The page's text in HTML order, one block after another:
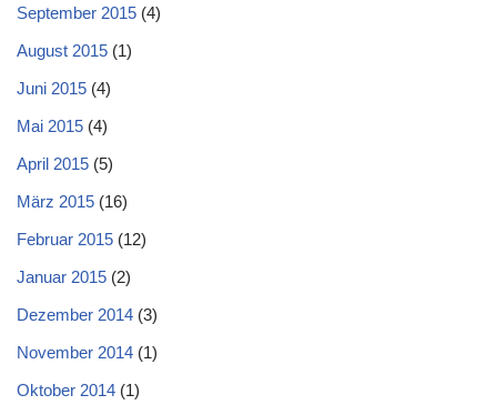
September 2015 (4)
August 2015 (1)
Juni 2015 (4)
Mai 2015 (4)
April 2015 (5)
März 2015 (16)
Februar 2015 (12)
Januar 2015 (2)
Dezember 2014 (3)
November 2014 (1)
Oktober 2014 (1)